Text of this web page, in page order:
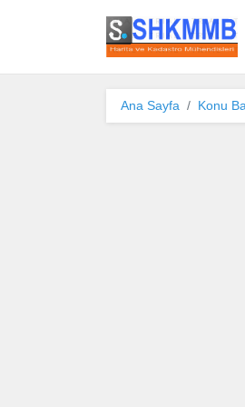
Ana Sayfa Konu